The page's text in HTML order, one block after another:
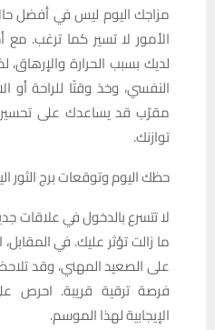
مزاجك اليوم ليس في أفضل
الأمور لا تسير كما ترغب. مع
لديك بسبب الحرارة
النفسي، وخذ وقتًا للراحة أو
مقرّب قد يساعدك على تحسين
توازنك.
حظك اليوم وتوقعات برج الثور اليوم 20 نيسان –
لا تتسرع بالدخول في علاقات
ما زالت تؤثر عليك. في
على الصعيد المهني، وقد
فرصة ترقية قريبة. احرص
الإيجابية لهذا الموسم.